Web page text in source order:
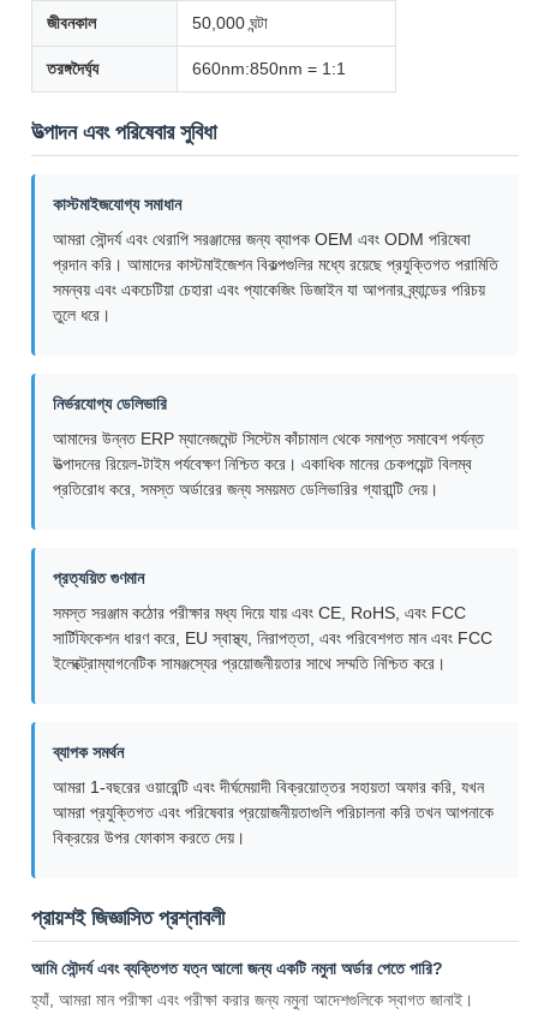
জীবনকাল 50,000 ঘন্টা
তরঙ্গদৈর্ঘ্য 660nm:850nm = 1:1
উত্পাদন এবং পরিষেবার সুবিধা
কাস্টমাইজযোগ্য সমাধান
আমরা সৌন্দর্য এবং থেরাপি সরঞ্জামের জন্য ব্যাপক OEM এবং ODM পরিষেবা
প্রদান করি। আমাদের কাস্টমাইজেশন বিকল্পগুলির মধ্যে রয়েছে প্রযুক্তিগত পরামিতি
সমন্বয় এবং একচেটিয়া চেহারা এবং প্যাকেজিং ডিজাইন যা আপনার ব্র্যান্ডের পরিচয়
তুলে ধরে।
নির্ভরযোগ্য ডেলিভারি
আমাদের উন্নত ERP ম্যানেজমেন্ট সিস্টেম কাঁচামাল থেকে সমাপ্ত সমাবেশ পর্যন্ত
উত্পাদনের রিয়েল-টাইম পর্যবেক্ষণ নিশ্চিত করে। একাধিক মানের চেকপয়েন্ট বিলম্ব
প্রতিরোধ করে, সমস্ত অর্ডারের জন্য সময়মত ডেলিভারির গ্যারান্টি দেয়।
প্রত্যয়িত গুণমান
সমস্ত সরঞ্জাম কঠোর পরীক্ষার মধ্য দিয়ে যায় এবং CE, RoHS, এবং FCC
সার্টিফিকেশন ধারণ করে, EU স্বাস্থ্য, নিরাপত্তা, এবং পরিবেশগত মান এবং FCC
ইলেক্ট্রোম্যাগনেটিক সামঞ্জস্যের প্রয়োজনীয়তার সাথে সম্মতি নিশ্চিত করে।
ব্যাপক সমর্থন
আমরা 1-বছরের ওয়ারেন্টি এবং দীর্ঘমেয়াদী বিক্রয়োত্তর সহায়তা অফার করি, যখন
আমরা প্রযুক্তিগত এবং পরিষেবার প্রয়োজনীয়তাগুলি পরিচালনা করি তখন আপনাকে
বিক্রয়ের উপর ফোকাস করতে দেয়।
প্রায়শই জিজ্ঞাসিত প্রশ্নাবলী
আমি সৌন্দর্য এবং ব্যক্তিগত যত্ন আলো জন্য একটি নমুনা অর্ডার পেতে পারি?
হ্যাঁ, আমরা মান পরীক্ষা এবং পরীক্ষা করার জন্য নমুনা আদেশগুলিকে স্বাগত জানাই।